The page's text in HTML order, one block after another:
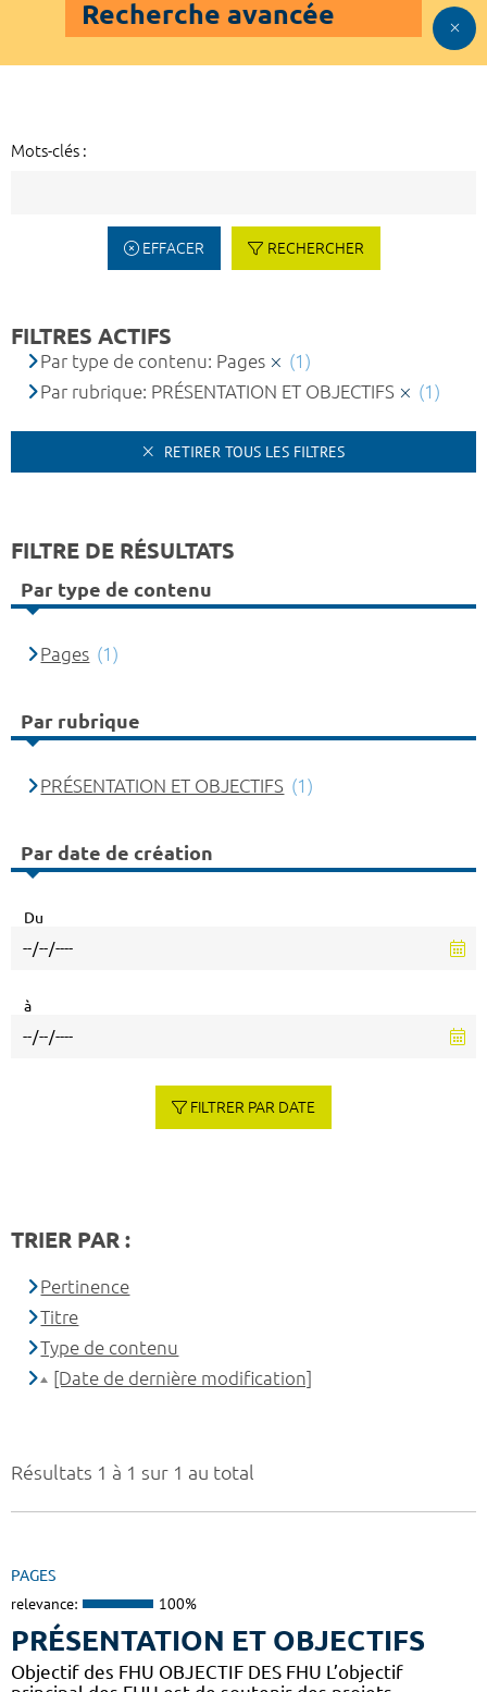
Recherche avancée
Mots-clés :
EFFACER RECHERCHER
Résultats 1 à 1 sur 1 au total
PAGES
relevance: 100%
PRÉSENTATION ET OBJECTIFS
Objectif des FHU OBJECTIF DES FHU L’objectif
FILTRES ACTIFS
Par type de contenu: Pages
(1)
Par rubrique: PRÉSENTATION ET OBJECTIFS
(1)
RETIRER TOUS LES FILTRES
FILTRE DE RÉSULTATS
Par type de contenu
Pages (1)
Par rubrique
PRÉSENTATION ET OBJECTIFS (1)
Par date de création
Du
à
FILTRER PAR DATE
TRIER PAR :
Pertinence
Titre
Type de contenu
[Date de dernière modification]